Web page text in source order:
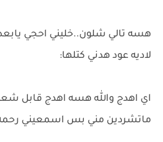
هسه تالي شلون..خليني احجي
لاديه عود هدني كتلها:
اي اهدج والله هسه اهدج قابل
ماتشردين مني بس اسمعيني